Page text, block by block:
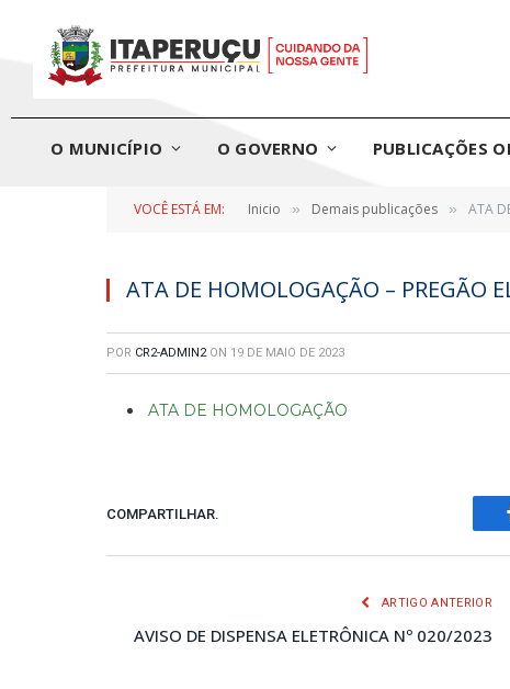
O MUNICÍPIO O GOVERNO PUBLICAÇÕES
VOCÊ ESTÁ EM: Inicio » Demais publicações » ATA
ATA DE HOMOLOGAÇÃO – PREGÃO
POR CR2-ADMIN2 ON 19 DE MAIO DE 2023
ATA DE HOMOLOGAÇÃO
COMPARTILHAR.
ARTIGO ANTERIOR
AVISO DE DISPENSA ELETRÔNICA Nº 020/2023